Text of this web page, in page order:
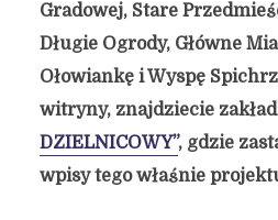
Gradowej, Stare
Długie Ogrody, Główne
Ołowiankę i Wyspę
witryny, znajdziecie
DZIELNICOWY”, gdzie
wpisy tego właśnie